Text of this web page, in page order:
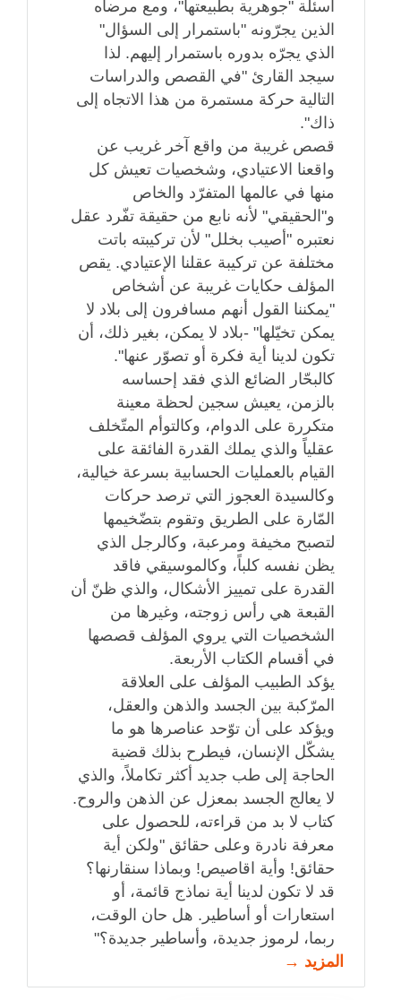
أسئلة "جوهرية بطبيعتها"، ومع مرضاه
الذين يجرّونه "باستمرار إلى السؤال"
الذي يجرّه بدوره باستمرار إليهم. لذا
سيجد القارئ "في القصص والدراسات
التالية حركة مستمرة من هذا الاتجاه إلى
ذاك".
قصص غريبة من واقع آخر غريب عن
واقعنا الاعتيادي، وشخصيات تعيش كل
منها في عالمها المتفرّد والخاص
و"الحقيقي" لأنه نابع من حقيقة تفّرد عقل
نعتبره "أصيب بخلل" لأن تركيبته باتت
مختلفة عن تركيبة عقلنا الإعتيادي. يقص
المؤلف حكايات غريبة عن أشخاص
"يمكننا القول أنهم مسافرون إلى بلاد لا
يمكن تخيّلها" -بلاد لا يمكن، بغير ذلك، أن
تكون لدينا أية فكرة أو تصوّر عنها".
كالبحّار الضائع الذي فقد إحساسه
بالزمن، يعيش سجين لحظة معينة
متكررة على الدوام، وكالتوأم المتّخلف
عقلياً والذي يملك القدرة الفائقة على
القيام بالعمليات الحسابية بسرعة خيالية،
وكالسيدة العجوز التي ترصد حركات
المّارة على الطريق وتقوم بتضّخيمها
لتصبح مخيفة ومرعبة، وكالرجل الذي
يظن نفسه كلباً، وكالموسيقي فاقد
القدرة على تمييز الأشكال، والذي ظنّ أن
القبعة هي رأس زوجته، وغيرها من
الشخصيات التي يروي المؤلف قصصها
في أقسام الكتاب الأربعة.
يؤكد الطبيب المؤلف على العلاقة
المرّكبة بين الجسد والذهن والعقل،
ويؤكد على أن توّحد عناصرها هو ما
يشكّل الإنسان، فيطرح بذلك قضية
الحاجة إلى طب جديد أكثر تكاملاً، والذي
لا يعالج الجسد بمعزل عن الذهن والروح.
كتاب لا بد من قراءته، للحصول على
معرفة نادرة وعلى حقائق "ولكن أية
حقائق! وأية اقاصيص! وبماذا سنقارنها؟
قد لا تكون لدينا أية نماذج قائمة، أو
استعارات أو أساطير. هل حان الوقت،
ربما، لرموز جديدة، وأساطير جديدة؟"
المزيد →